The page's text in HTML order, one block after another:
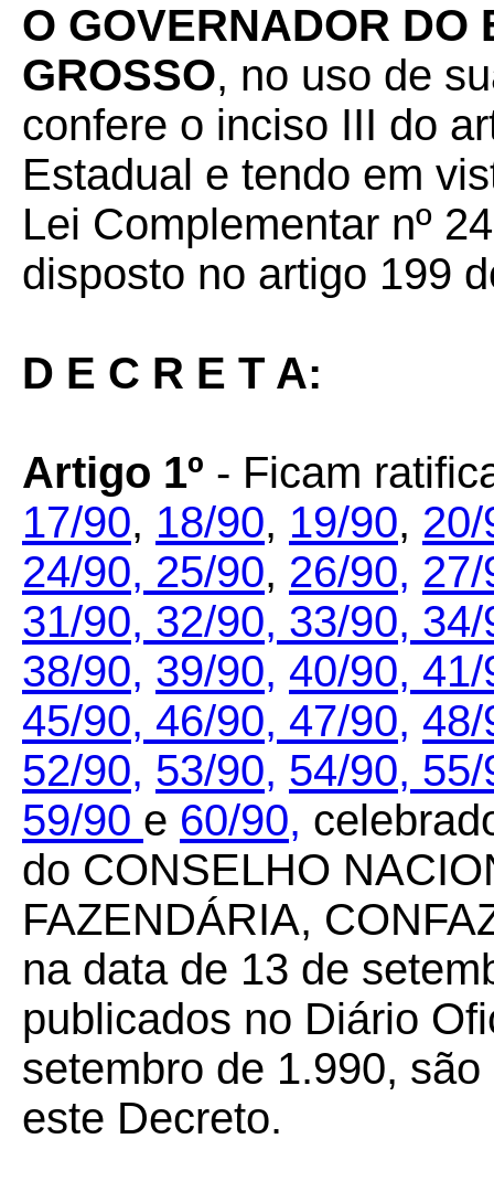
O GOVERNADOR DO
GROSSO, no uso de
confere o inciso III do
Estadual e tendo em
Lei Complementar nº
disposto no artigo 199
D E C R E T A:
Artigo 1º - Ficam
17/90, 18/90, 19/90,
24/90, 25/90, 26/90,
31/90, 32/90, 33/90,
38/90, 39/90, 40/90,
45/90, 46/90, 47/90, 48/
52/90, 53/90, 54/90,
59/90 e 60/90,
do CONSELHO
FAZENDÁRIA,
na data de 13 de
publicados no Diário
setembro de 1.990,
este Decreto.